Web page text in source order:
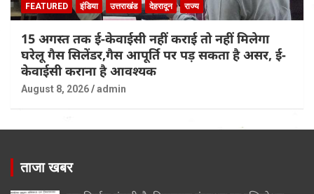
FEATURED इंडिया उत्तराखंड देहरादून राज्य
15 अगस्त तक ई-केवाईसी नहीं कराई तो नहीं मिलेगा
घरेलू गैस सिलेंडर,गैस आपूर्ति पर पड़ सकता है असर, ई-
केवाईसी कराना है आवश्यक
August 8, 2026 admin
ताजा खबर